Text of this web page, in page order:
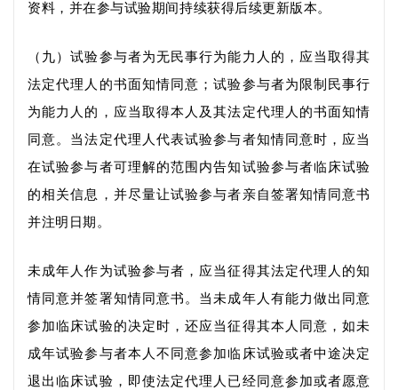
资料， 并在参与试验期间持续获得后续更新版本。
（九）试验参与者为无民事行为能力人的，应当取得其
法定代理人的书面知情同意；试验参与者为限制民事行
为能力人的，应当取得本人及其法定代理人的书面知情
同意。当法定代理人代表试验参与者知情同意时，应当
在试验参与者可理解的范围内告知试验参与者临床试验
的相关信息，并尽量让试验参与者亲自签署知情同意书
并注明日期。
未成年人作为试验参与者，应当征得其法定代理人的知
情同意并签署知情同意书。当未成年人有能力做出同意
参加临床试验的决定时，还应当征得其本人同意，如未
成年试验参与者本人不同意参加临床试验或者中途决定
退出临床试验，即使法定代理人已经同意参加或者愿意